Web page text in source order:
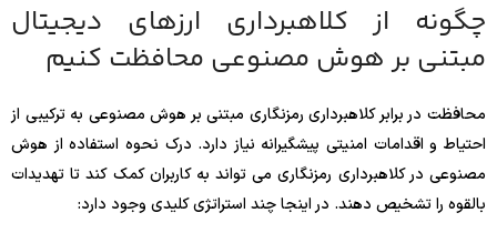
چگونه از کلاهبرداری ارزهای دیجیتال
مبتنی بر هوش مصنوعی محافظت کنیم
محافظت در برابر کلاهبرداری رمزنگاری مبتنی بر هوش مصنوعی به ترکیبی از
احتیاط و اقدامات امنیتی پیشگیرانه نیاز دارد. درک نحوه استفاده از هوش
مصنوعی در کلاهبرداری رمزنگاری می تواند به کاربران کمک کند تا تهدیدات
بالقوه را تشخیص دهند. در اینجا چند استراتژی کلیدی وجود دارد: